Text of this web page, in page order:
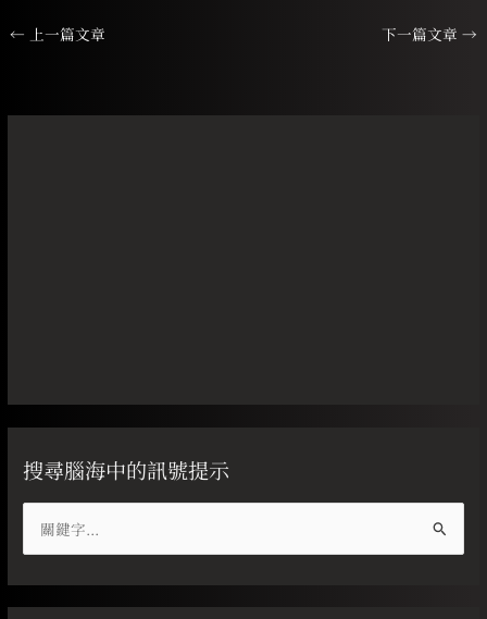
← 上一篇文章 下一篇文章 →
搜尋腦海中的訊號提示
尋
關